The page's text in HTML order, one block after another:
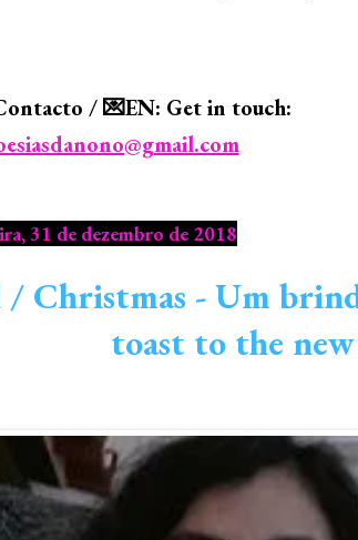
/ 💌EN: Get in touch:
31 de dezembro de 2018
Christmas - Um
toast to the